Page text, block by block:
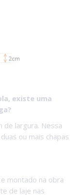
existe uma
de largura. Nessa
ou mais chapas
montado na obra
de laje nas